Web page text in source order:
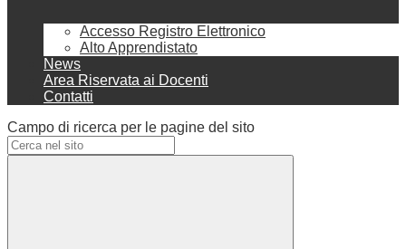
Accesso Registro Elettronico
Alto Apprendistato
News
Area Riservata ai Docenti
Contatti
Campo di ricerca per le pagine del sito